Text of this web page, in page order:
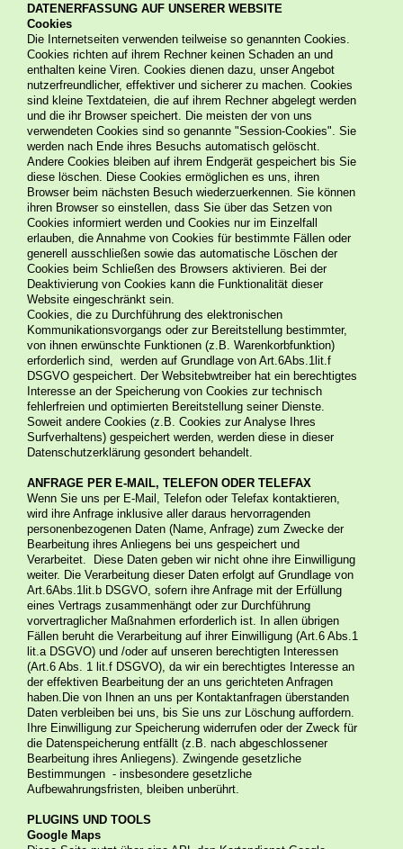
DATENERFASSUNG AUF UNSERER WEBSITE
Cookies
Die Internetseiten verwenden teilweise so genannten Cookies.
Cookies richten auf ihrem Rechner keinen Schaden an und
enthalten keine Viren. Cookies dienen dazu, unser Angebot
nutzerfreundlicher, effektiver und sicherer zu machen. Cookies
sind kleine Textdateien, die auf ihrem Rechner abgelegt werden
und die ihr Browser speichert. Die meisten der von uns
verwendeten Cookies sind so genannte "Session-Cookies". Sie
werden nach Ende ihres Besuchs automatisch gelöscht.
Andere Cookies bleiben auf ihrem Endgerät gespeichert bis Sie
diese löschen. Diese Cookies ermöglichen es uns, ihren
Browser beim nächsten Besuch wiederzuerkennen. Sie können
ihren Browser so einstellen, dass Sie über das Setzen von
Cookies informiert werden und Cookies nur im Einzelfall
erlauben, die Annahme von Cookies für bestimmte Fällen oder
generell ausschließen sowie das automatische Löschen der
Cookies beim Schließen des Browsers aktivieren. Bei der
Deaktivierung von Cookies kann die Funktionalität dieser
Website eingeschränkt sein.
Cookies, die zu Durchführung des elektronischen
Kommunikationsvorgangs oder zur Bereitstellung bestimmter,
von ihnen erwünschte Funktionen (z.B. Warenkorbfunktion)
erforderlich sind, werden auf Grundlage von Art.6Abs.1lit.f
DSGVO gespeichert. Der Websitebwtreiber hat ein berechtigtes
Interesse an der Speicherung von Cookies zur technisch
fehlerfreien und optimierten Bereitstellung seiner Dienste.
Soweit andere Cookies (z.B. Cookies zur Analyse Ihres
Surfverhaltens) gespeichert werden, werden diese in dieser
Datenschutzerklärung gesondert behandelt.
ANFRAGE PER E-MAIL, TELEFON ODER TELEFAX
Wenn Sie uns per E-Mail, Telefon oder Telefax kontaktieren,
wird ihre Anfrage inklusive aller daraus hervorragenden
personenbezogenen Daten (Name, Anfrage) zum Zwecke der
Bearbeitung ihres Anliegens bei uns gespeichert und
Verarbeitet. Diese Daten geben wir nicht ohne ihre Einwilligung
weiter. Die Verarbeitung dieser Daten erfolgt auf Grundlage von
Art.6Abs.1lit.b DSGVO, sofern ihre Anfrage mit der Erfüllung
eines Vertrags zusammenhängt oder zur Durchführung
vorvertraglicher Maßnahmen erforderlich ist. In allen übrigen
Fällen beruht die Verarbeitung auf ihrer Einwilligung (Art.6 Abs.1
lit.a DSGVO) und /oder auf unseren berechtigten Interessen
(Art.6 Abs. 1 lit.f DSGVO), da wir ein berechtigtes Interesse an
der effektiven Bearbeitung der an uns gerichteten Anfragen
haben.Die von Ihnen an uns per Kontaktanfragen überstanden
Daten verbleiben bei uns, bis Sie uns zur Löschung auffordern.
Ihre Einwilligung zur Speicherung widerrufen oder der Zweck für
die Datenspeicherung entfällt (z.B. nach abgeschlossener
Bearbeitung ihres Anliegens). Zwingende gesetzliche
Bestimmungen - insbesondere gesetzliche
Aufbewahrungsfristen, bleiben unberührt.
PLUGINS UND TOOLS
Google Maps